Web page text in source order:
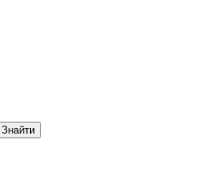
Знайти